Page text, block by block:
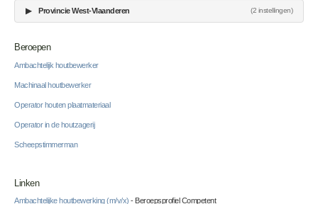
▶ Provincie West-Vlaanderen (2 instellingen)
Beroepen
Ambachtelijk houtbewerker
Machinaal houtbewerker
Operator houten plaatmateriaal
Operator in de houtzagerij
Scheepstimmerman
Linken
Ambachtelijke houtbewerking (m/v/x) - Beroepsprofiel Competent